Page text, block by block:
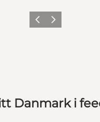
ForrigeNeste
Danmark i